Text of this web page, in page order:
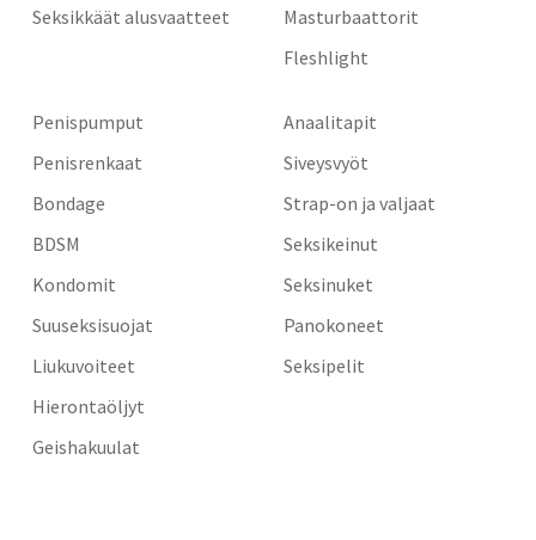
Seksikkäät alusvaatteet
Masturbaattorit
Fleshlight
Penispumput
Penisrenkaat
Bondage
BDSM
Kondomit
Suuseksisuojat
Liukuvoiteet
Hierontaöljyt
Geishakuulat
Anaalitapit
Siveysvyöt
Strap-on ja valjaat
Seksikeinut
Seksinuket
Panokoneet
Seksipelit